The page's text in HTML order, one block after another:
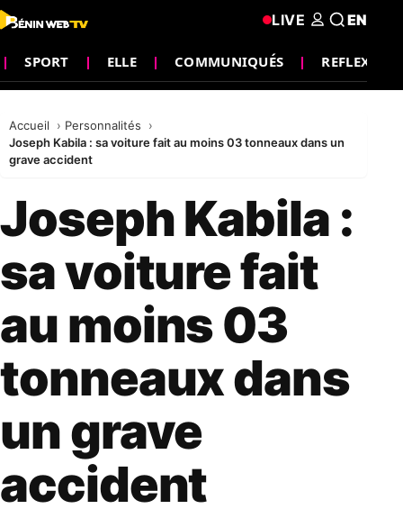
SPORT ELLE COMMUNIQUÉS REFLEXION
LIVE EN
Accueil
Personnalités
Joseph Kabila : sa voiture fait au moins 03 tonneaux dans un
grave accident
Joseph Kabila :
sa voiture fait
au moins 03
tonneaux dans
un grave
accident